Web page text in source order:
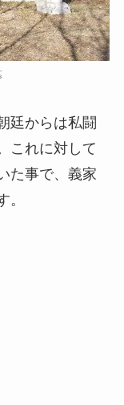
廷からは私闘
これに対して
た事で、義家
。